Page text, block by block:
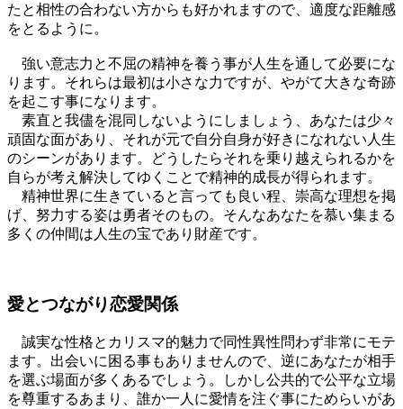
たと相性の合わない方からも好かれますので、適度な距離感
をとるように。
強い意志力と不屈の精神を養う事が人生を通して必要にな
ります。それらは最初は小さな力ですが、やがて大きな奇跡
を起こす事になります。
素直と我儘を混同しないようにしましょう、あなたは少々
頑固な面があり、それが元で自分自身が好きになれない人生
のシーンがあります。どうしたらそれを乗り越えられるかを
自らが考え解決してゆくことで精神的成長が得られます。
精神世界に生きていると言っても良い程、崇高な理想を掲
げ、努力する姿は勇者そのもの。そんなあなたを慕い集まる
多くの仲間は人生の宝であり財産です。
愛とつながり恋愛関係
誠実な性格とカリスマ的魅力で同性異性問わず非常にモテ
ます。出会いに困る事もありませんので、逆にあなたが相手
を選ぶ場面が多くあるでしょう。しかし公共的で公平な立場
を尊重するあまり、誰か一人に愛情を注ぐ事にためらいがあ